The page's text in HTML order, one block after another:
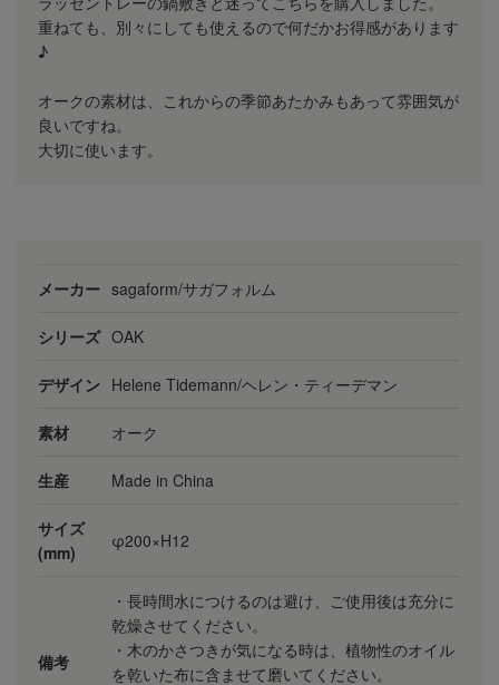
重ねても、別々にしても使えるので何だかお得感があります
♪
オークの素材は、これからの季節あたかみもあって雰囲気が
良いですね。
大切に使います。
メーカー sagaform/サガフォルム
シリーズ OAK
デザイン Helene Tidemann/ヘレン・ティーデマン
素材 オーク
生産 Made in China
サイズ
(mm)
φ200×H12
備考
・長時間水につけるのは避け、ご使用後は充分に
乾燥させてください。
・木のかさつきが気になる時は、植物性のオイル
を乾いた布に含ませて磨いてください。